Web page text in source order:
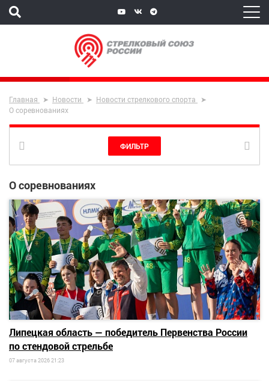
Главная Новости
Новости стрелкового спорта
О соревнованиях
ФИЛЬТР
О соревнованиях
Липецкая область — победитель Первенства России
по стендовой стрельбе
07 августа 2026 21:23